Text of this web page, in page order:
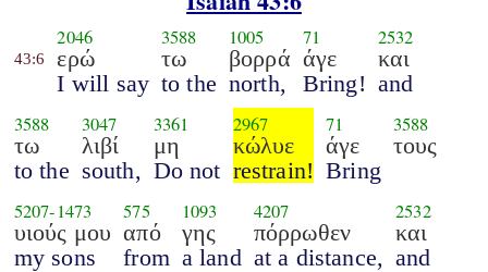
43:6
2046
ερώ
I will say
3588
τω
to the
1005
βορρά
north,
71
άγε
Bring!
2532
και
and
3588
τω
to the
3047
λιβί
south,
3361
μη
Do not
2967
κώλυε
restrain!
71
άγε
Bring
3588
τους
5207-1473
υιούς μου
my sons
575
από
from
1093
γης
a land
4207
πόρρωθεν
at a distance,
2532
και
and